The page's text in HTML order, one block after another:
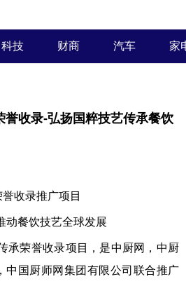
科技 财商 汽车 家
誉收录-弘扬国粹技艺传承餐饮
收录推广项目
动餐饮技艺全球发展
承荣誉收录项目，是中厨网，中厨
中国厨师网集团有限公司联合推广